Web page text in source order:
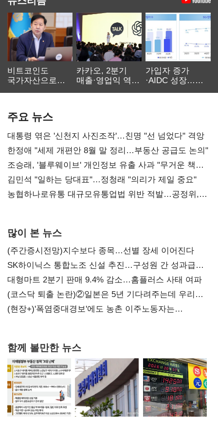
비트코인도
국가자산으로…'
카카오, 2분기
매출·영업익 역대
가입자 증가
·AIDC 성장…
주요 뉴스
대통령 엮은 '신천지 사진조작'…친명 "선 넘었다" 격앙
한정애 "세제 개편안 8월 말 정리…부동산 공급도 논의"
조승래, '블루웨이브' 개인정보 유출 사과 "무거운 책임
통감"
김민석 "일하는 당대표"…정청래 "의리가 제일 중요"
농협하나로유통 대규모유통업법 위반 적발…공정위,
많이 본 뉴스
(주간증시전망)지수보다 종목…선별 장세 이어진다
SK하이닉스 통합노조 신설 추진…구성원 간 성과급
불만 확산
대형마트 2분기 판매 9.4% 감소…홈플러스 사태 여파
(코스닥 퇴출 논란)②일본은 5년 기다려주는데 우리는
당장 퇴출?…시간만으론 부족한 코스닥 구하기
(현장+)'폭염중대경보'에도 농촌 이주노동자는
함께 볼만한 뉴스